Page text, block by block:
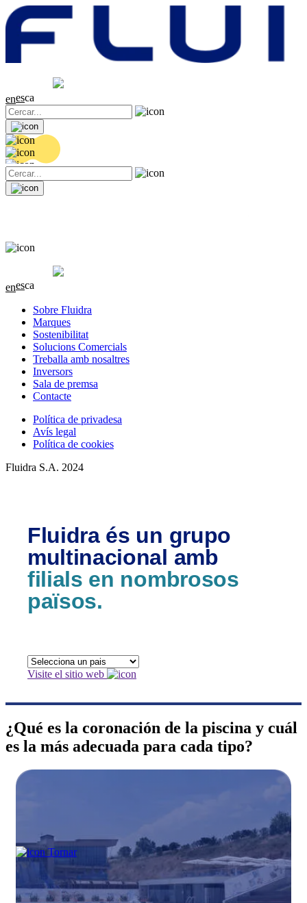
0.04 (+0.2%)
enesca
0.04 (+0.2%)
enesca
Sobre Fluidra
Marques
Sostenibilitat
Solucions Comercials
Treballa amb nosaltres
Inversors
Sala de premsa
Contacte
Política de privadesa
Avís legal
Política de cookies
Fluidra S.A. 2024
Fluidra és un grupo
multinacional amb
filials en nombrosos
països.
Visite el sitio web
¿Qué es la coronación de la piscina y cuál
es la más adecuada para cada tipo?
Tornar